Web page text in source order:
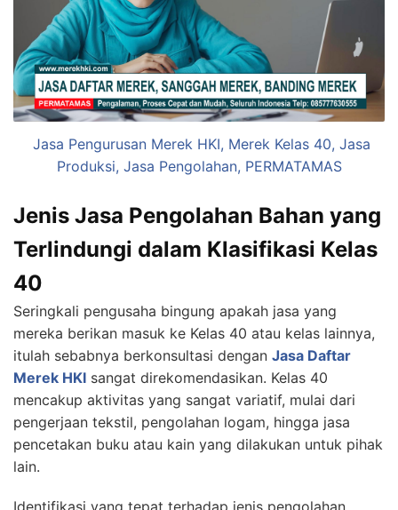
Jasa Pengurusan Merek HKI, Merek Kelas 40, Jasa
Produksi, Jasa Pengolahan, PERMATAMAS
Jenis Jasa Pengolahan Bahan yang
Terlindungi dalam Klasifikasi Kelas
40
Seringkali pengusaha bingung apakah jasa yang
mereka berikan masuk ke Kelas 40 atau kelas lainnya,
itulah sebabnya berkonsultasi dengan Jasa Daftar
Merek HKI sangat direkomendasikan. Kelas 40
mencakup aktivitas yang sangat variatif, mulai dari
pengerjaan tekstil, pengolahan logam, hingga jasa
pencetakan buku atau kain yang dilakukan untuk pihak
lain.